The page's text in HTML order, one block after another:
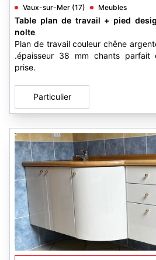
Vaux-sur-Mer (17) Meubles
Table plan de travail + pied
nolte
Plan de travail couleur chêne
.épaisseur 38 mm chants
prise.
Particulier